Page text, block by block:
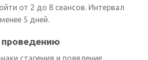
от 2 до 8 сеансов. Интервал
5 дней.
проведению
старения и появление